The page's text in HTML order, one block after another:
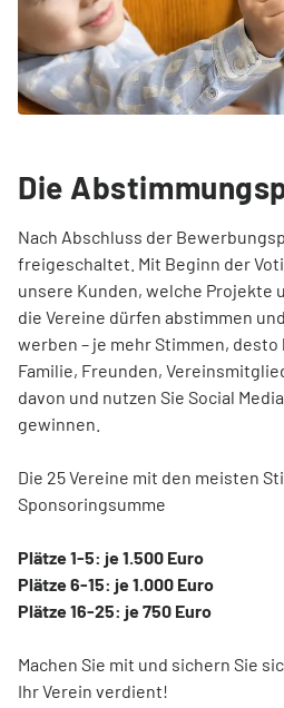
deren Zustimmung zur
Die
Nach Abschluss der
freigeschaltet. Mit Beginn der
unsere Kunden, welche Projekte
die Vereine dürfen abstimmen
werben – je mehr Stimmen, desto
Familie, Freunden,
davon und nutzen Sie Social
gewinnen.
Die 25 Vereine mit den meisten
Sponsoringsumme
Plätze 1-5: je 1.500 Euro
Plätze 6-15: je 1.000 Euro
Plätze 16-25: je 750 Euro
Machen Sie mit und sichern Sie
Ihr Verein verdient!